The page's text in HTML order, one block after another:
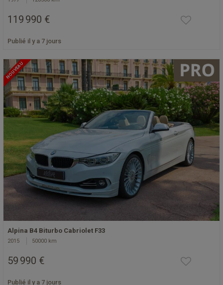
119 990 €
Publié il y a 7 jours
NOUVEAU
Alpina B4 Biturbo Cabriolet F33
2015 50000 km
59 990 €
Publié il y a 7 jours